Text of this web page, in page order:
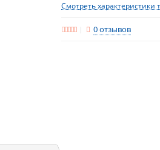
Смотреть характеристики
0 отзывов